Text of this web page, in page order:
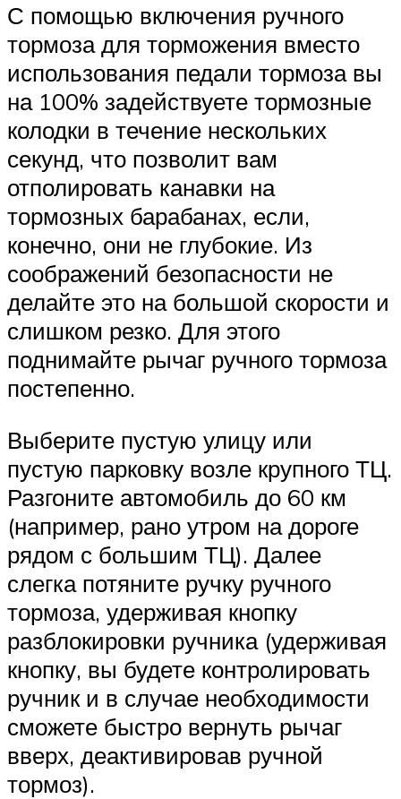
С помощью включения ручного
тормоза для торможения вместо
использования педали тормоза вы
на 100% задействуете тормозные
колодки в течение нескольких
секунд, что позволит вам
отполировать канавки на
тормозных барабанах, если,
конечно, они не глубокие. Из
соображений безопасности не
делайте это на большой скорости и
слишком резко. Для этого
поднимайте рычаг ручного тормоза
постепенно.
Выберите пустую улицу или
пустую парковку возле крупного ТЦ.
Разгоните автомобиль до 60 км
(например, рано утром на дороге
рядом с большим ТЦ). Далее
слегка потяните ручку ручного
тормоза, удерживая кнопку
разблокировки ручника (удерживая
кнопку, вы будете контролировать
ручник и в случае необходимости
сможете быстро вернуть рычаг
вверх, деактивировав ручной
тормоз).